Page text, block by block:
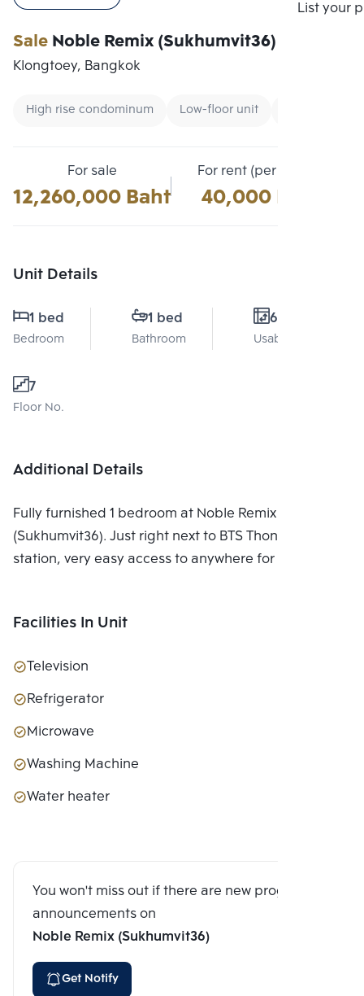
List your
SaleNoble Remix (Sukhumvit36)
Klongtoey, Bangkok
High rise condominum Low-floor unit
For sale
12,260,000 Baht
For rent (per month)
40,000 Baht
Unit Details
1 bed
Bedroom
1 bed
Bathroom
61 Sq.m.
Usable area
7
Floor No.
Additional Details
Fully furnished 1 bedroom at Noble Remix
(Sukhumvit36). Just right next to BTS Thonglor
station, very easy access to anywhere for city life.
Facilities In Unit
Television
Refrigerator
Microwave
Washing Machine
Water heater
You won't miss out if there are new program
announcements on
Noble Remix (Sukhumvit36)
Get Notify